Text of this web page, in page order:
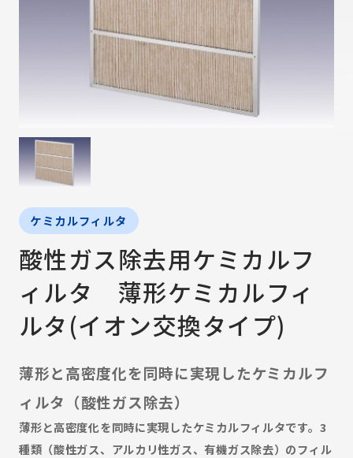
ケミカルフィルタ
酸性ガス除去用ケミカルフ
ィルタ 薄形ケミカルフィ
ルタ(イオン交換タイプ)
薄形と高密度化を同時に実現したケミカルフ
ィルタ（酸性ガス除去）
薄形と高密度化を同時に実現したケミカルフィルタです。3
種類（酸性ガス、アルカリ性ガス、有機ガス除去）のフィル